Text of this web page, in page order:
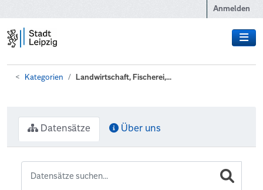
Anmelden
Kategorien Landwirtschaft, Fischerei,...
Datensätze Über uns